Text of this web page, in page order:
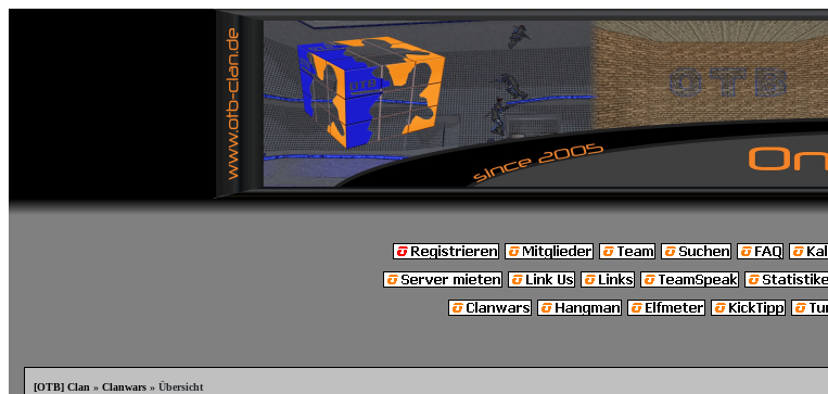
[OTB] Clan » Clanwars» Übersicht